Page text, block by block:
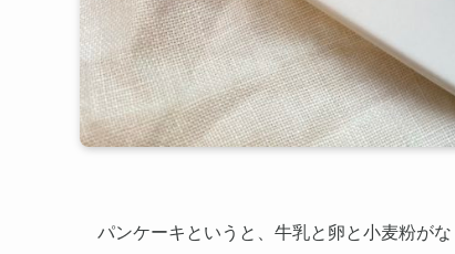
パンケーキというと、牛乳と卵と小麦粉が